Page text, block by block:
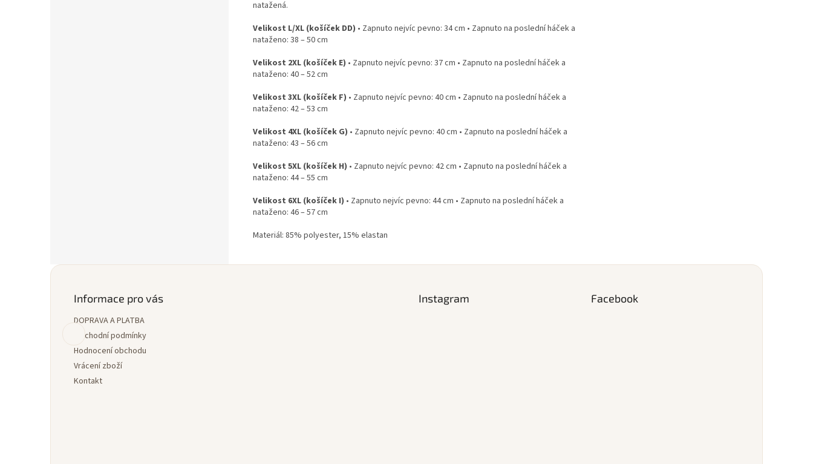
natažená.
Velikost L/XL (košíček DD) • Zapnuto nejvíc pevno: 34 cm • Zapnuto na poslední háček a
nataženo: 38 – 50 cm
Velikost 2XL (košíček E) • Zapnuto nejvíc pevno: 37 cm • Zapnuto na poslední háček a
nataženo: 40 – 52 cm
Velikost 3XL (košíček F) • Zapnuto nejvíc pevno: 40 cm • Zapnuto na poslední háček a
nataženo: 42 – 53 cm
Velikost 4XL (košíček G) • Zapnuto nejvíc pevno: 40 cm • Zapnuto na poslední háček a
nataženo: 43 – 56 cm
Velikost 5XL (košíček H) • Zapnuto nejvíc pevno: 42 cm • Zapnuto na poslední háček a
nataženo: 44 – 55 cm
Velikost 6XL (košíček I) • Zapnuto nejvíc pevno: 44 cm • Zapnuto na poslední háček a
nataženo: 46 – 57 cm
Materiál: 85% polyester, 15% elastan
Informace pro vás
DOPRAVA A PLATBA
Obchodní podmínky
Hodnocení obchodu
Vrácení zboží
Kontakt
Instagram Facebook